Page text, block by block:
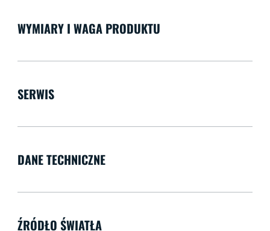
WYMIARY I WAGA PRODUKTU
SERWIS
DANE TECHNICZNE
ŹRÓDŁO ŚWIATŁA